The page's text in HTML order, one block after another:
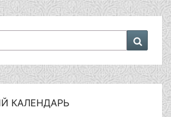
Поиск
КАЛЕНДАРЬ